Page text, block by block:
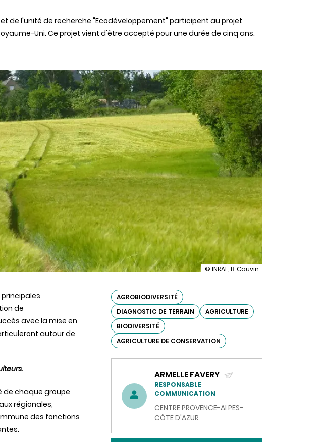
de l'unité de recherche "Ecodéveloppement" participent au projet
Uni. Ce projet vient d'être accepté pour une durée de cinq ans.
illustration
FRAMEwork
:
Farmer
for
Realising
across
Europe
© INRAE, B. Cauvin
principales
de
avec la mise en
autour de
de chaque groupe
régionales,
des fonctions
AGROBIODIVERSITÉ
DIAGNOSTIC DE TERRAIN
AGRICULTURE
BIODIVERSITÉ
AGRICULTURE DE CONSERVATION
ARMELLE FAVERY
(ENVOYER
UN
COURRIEL)
RESPONSABLE
COMMUNICATION
CENTRE PROVENCE-ALPES-
CÔTE D'AZUR